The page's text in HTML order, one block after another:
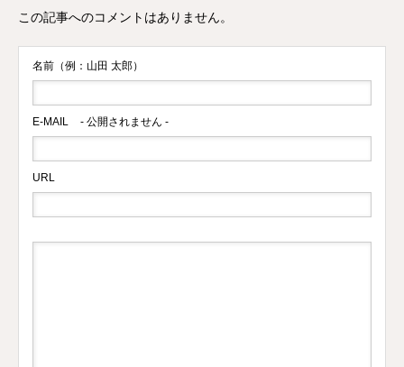
この記事へのコメントはありません。
名前（例：山田 太郎）
E-MAIL - 公開されません -
URL